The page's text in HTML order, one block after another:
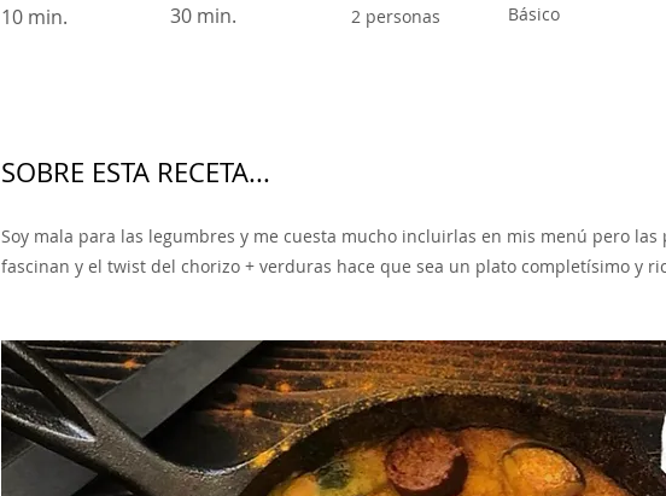
10 min. 30 min.
2 personas
Básico
SOBRE ESTA RECETA...
Soy mala para las legumbres y me cuesta mucho incluirlas en mis menú pero
fascinan y el twist del chorizo + verduras hace que sea un plato completísimo y